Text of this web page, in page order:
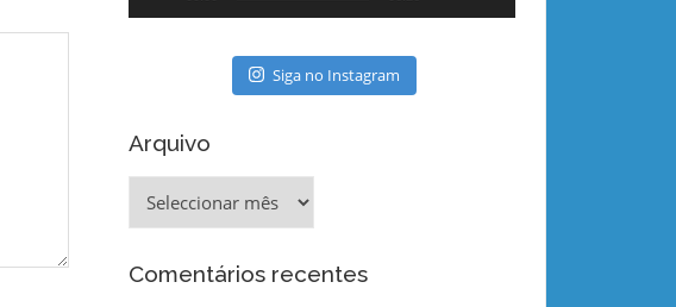
Siga no Instagram
Arquivo
Comentários recentes